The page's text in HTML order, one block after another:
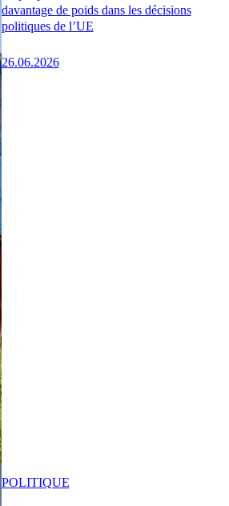
davantage de poids dans les décisions
politiques de l’UE
26.06.2026
POLITIQUE